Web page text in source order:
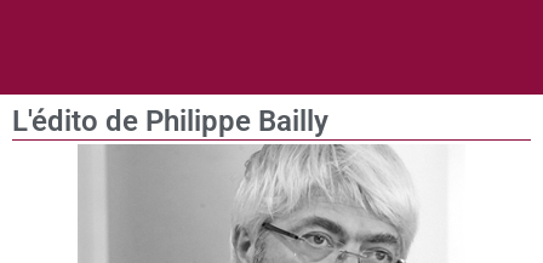
L'édito de Philippe Bailly